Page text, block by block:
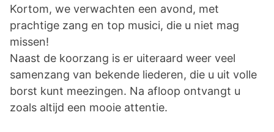
Kortom, we verwachten een avond, met
prachtige zang en top musici, die u niet mag
missen!
Naast de koorzang is er uiteraard weer veel
samenzang van bekende liederen, die u uit volle
borst kunt meezingen. Na afloop ontvangt u
zoals altijd een mooie attentie.